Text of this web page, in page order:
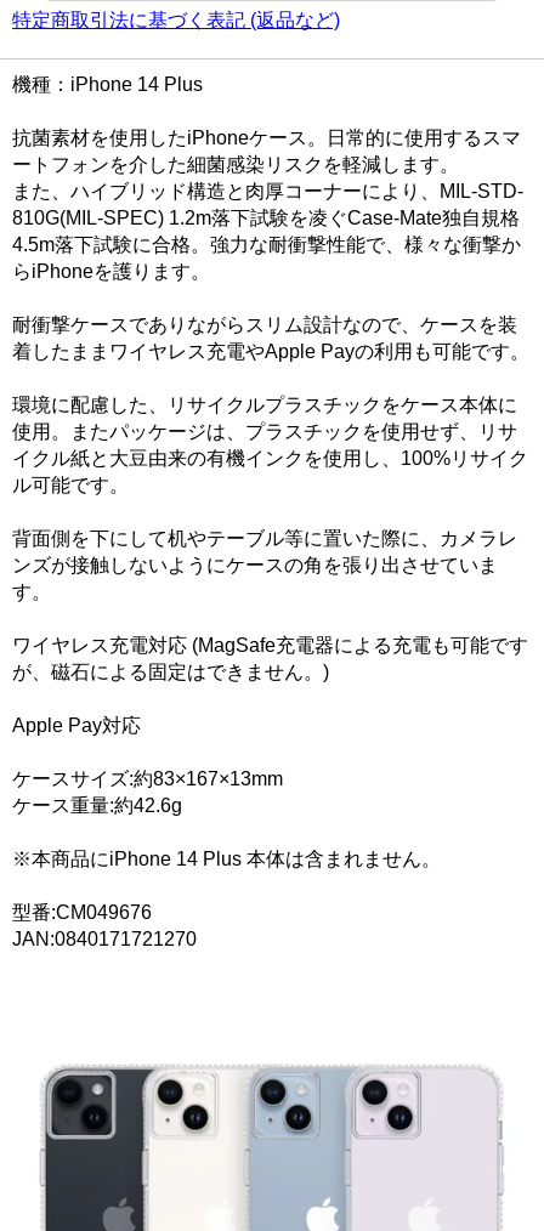
特定商取引法に基づく表記 (返品など)
機種：iPhone 14 Plus
抗菌素材を使用したiPhoneケース。日常的に使用するスマ
ートフォンを介した細菌感染リスクを軽減します。
また、ハイブリッド構造と肉厚コーナーにより、MIL-STD-
810G(MIL-SPEC) 1.2m落下試験を凌ぐCase-Mate独自規格
4.5m落下試験に合格。強力な耐衝撃性能で、様々な衝撃か
らiPhoneを護ります。
耐衝撃ケースでありながらスリム設計なので、ケースを装
着したままワイヤレス充電やApple Payの利用も可能です。
環境に配慮した、リサイクルプラスチックをケース本体に
使用。またパッケージは、プラスチックを使用せず、リサ
イクル紙と大豆由来の有機インクを使用し、100%リサイク
ル可能です。
背面側を下にして机やテーブル等に置いた際に、カメラレ
ンズが接触しないようにケースの角を張り出させていま
す。
ワイヤレス充電対応 (MagSafe充電器による充電も可能です
が、磁石による固定はできません。)
Apple Pay対応
ケースサイズ:約83×167×13mm
ケース重量:約42.6g
※本商品にiPhone 14 Plus 本体は含まれません。
型番:CM049676
JAN:0840171721270